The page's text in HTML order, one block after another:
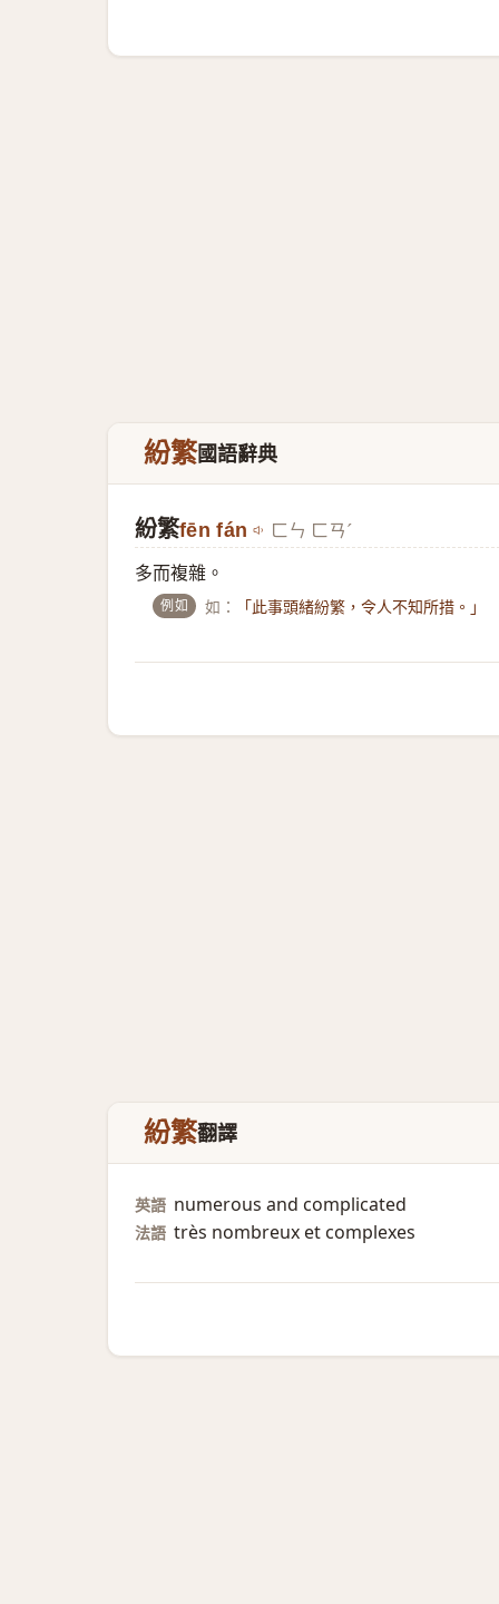
紛繁國語辭典
紛繁fēn fán ㄈㄣ ㄈㄢˊ
多而複雜。
例如 如： 「此事頭緒紛繁，令人不知所措。」
紛繁翻譯
英語 numerous and complicated
法語 très nombreux et complexes